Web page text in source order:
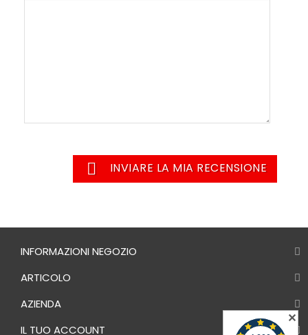
 INVIARE LA MIA RECENSIONE
INFORMAZIONI NEGOZIO
ARTICOLO
AZIENDA
IL TUO ACCOUNT
✕